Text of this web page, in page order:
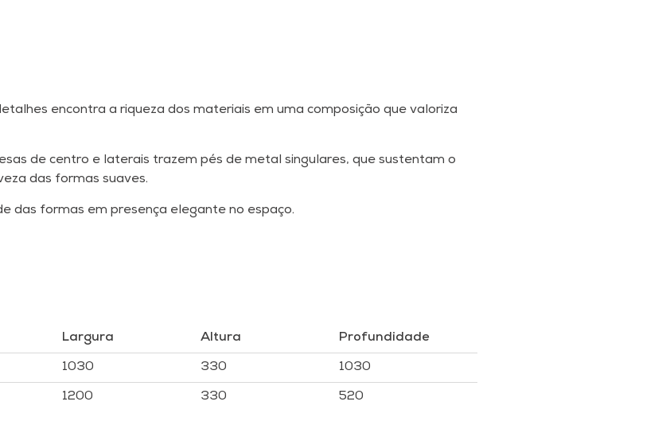
encontra a riqueza dos materiais em uma composição que valoriza
de centro e laterais trazem pés de metal singulares, que sustentam o
das formas suaves.
das formas em presença elegante no espaço.
Largura Altura Profundidade
1030 330 1030
1200 330 520